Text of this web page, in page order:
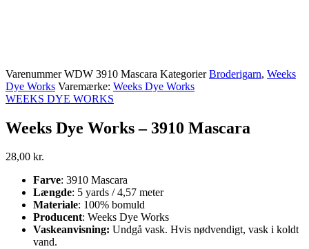
VarenummerWDW 3910 Mascara Kategorier Broderigarn, Weeks
Dye Works Varemærke: Weeks Dye Works
WEEKS DYE WORKS
Weeks Dye Works – 3910 Mascara
28,00 kr.
Farve: 3910 Mascara
Længde: 5 yards / 4,57 meter
Materiale: 100% bomuld
Producent: Weeks Dye Works
Vaskeanvisning: Undgå vask. Hvis nødvendigt, vask i koldt
vand.